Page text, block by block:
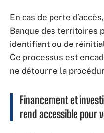
En cas de perte
Banque des territoires
identifiant ou de
Ce processus est
ne détourne la
Financement et
rend accessible pour